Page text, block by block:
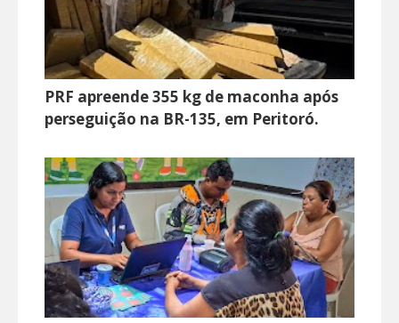
PRF apreende 355 kg de maconha após
perseguição na BR-135, em Peritoró.